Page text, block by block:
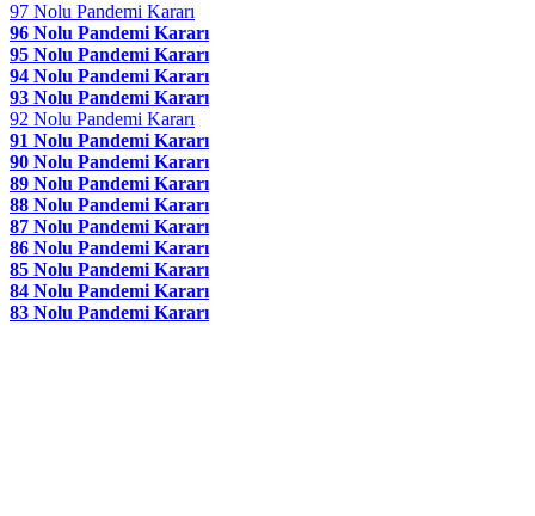
97 Nolu Pandemi Kararı
96 Nolu Pandemi Kararı
95 Nolu Pandemi Kararı
94 Nolu Pandemi Kararı
93 Nolu Pandemi Kararı
92 Nolu Pandemi Kararı
91 Nolu Pandemi Kararı
90 Nolu Pandemi Kararı
89 Nolu Pandemi Kararı
88 Nolu Pandemi Kararı
87 Nolu Pandemi Kararı
86 Nolu Pandemi Kararı
85 Nolu Pandemi Kararı
84 Nolu Pandemi Kararı
83 Nolu Pandemi Kararı